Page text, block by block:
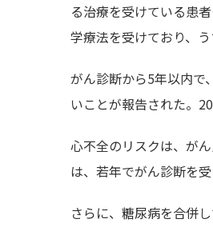
る治療を受けている患
学療法を受けており、
がん診断から5年以内で
いことが報告された。
心不全のリスクは、が
は、若年でがん診断を
さらに、糖尿病を合併